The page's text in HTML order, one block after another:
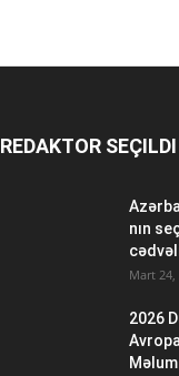
REDAKTOR SEÇILDI
nın
Mart 24,
2026